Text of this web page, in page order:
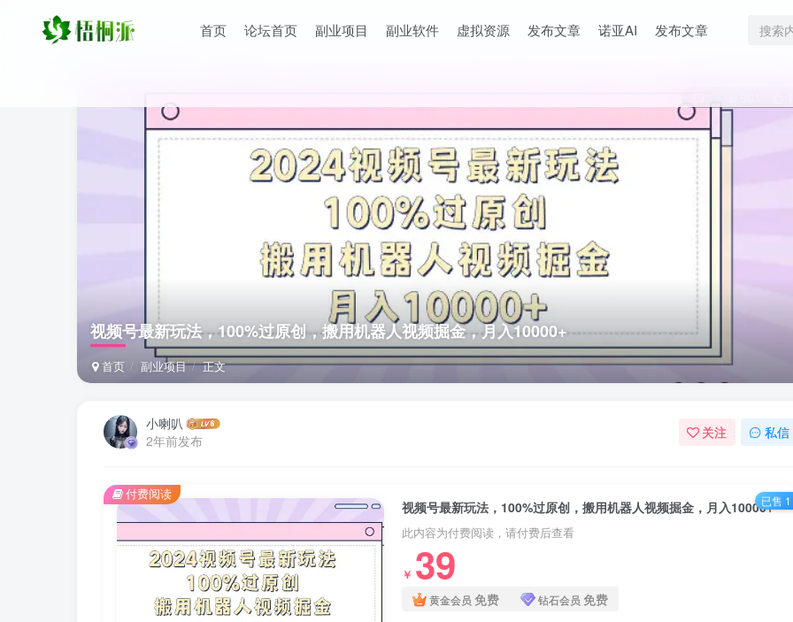
首页 论坛首页 副业项目 副业软件 虚拟资源 发布文章 诺亚AI 发布文章
视频号最新玩法，100%过原创，搬用机器人视频掘金，月入10000+
首页 副业项目 正文
小喇叭
2年前发布
关注 私信
视频号最新玩法，100%过原创，搬用机器人视频掘金，月入10000+
此内容为付费阅读，请付费后查看
￥ 39
黄金会员 免费 钻石会员 免费
付费阅读 已售 1